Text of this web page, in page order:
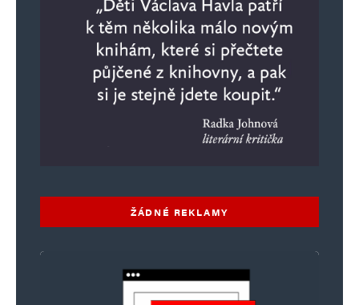
ŽÁDNÉ REKLAMY